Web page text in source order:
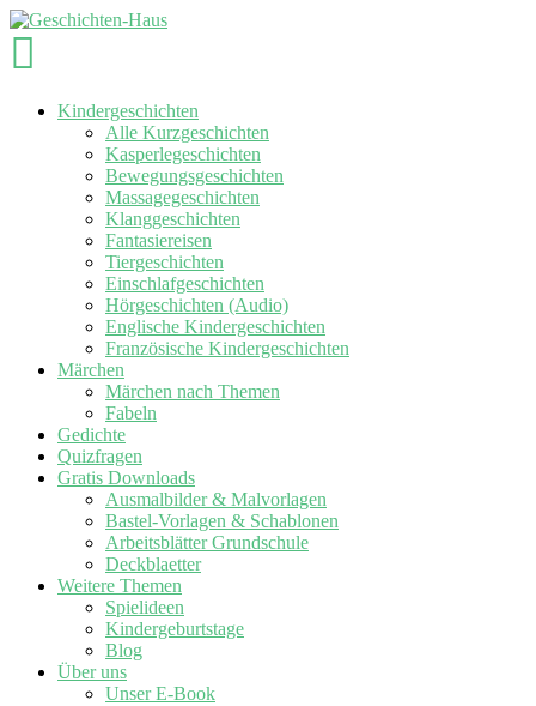
Kindergeschichten
Alle Kurzgeschichten
Kasperlegeschichten
Bewegungsgeschichten
Massagegeschichten
Klanggeschichten
Fantasiereisen
Tiergeschichten
Einschlafgeschichten
Hörgeschichten (Audio)
Englische Kindergeschichten
Französische Kindergeschichten
Märchen
Märchen nach Themen
Fabeln
Gedichte
Quizfragen
Gratis Downloads
Ausmalbilder & Malvorlagen
Bastel-Vorlagen & Schablonen
Arbeitsblätter Grundschule
Deckblaetter
Weitere Themen
Spielideen
Kindergeburtstage
Blog
Über uns
Unser E-Book